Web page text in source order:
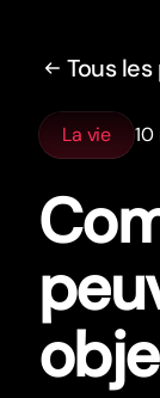
Tous
La vie